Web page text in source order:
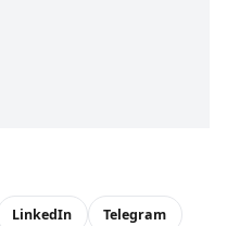
LinkedIn Telegram